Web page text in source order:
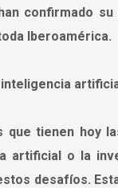
confirmado
Iberoamérica.
tienen hoy
artificial o la
desafíos.